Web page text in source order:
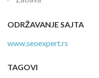
ODRŽAVANJE SAJTA
www.seoexpert.rs
TAGOVI